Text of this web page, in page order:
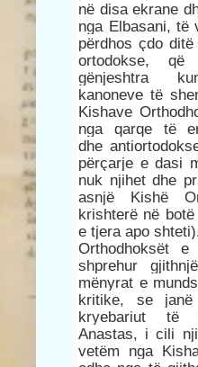
në disa ekrane
nga Elbasani, të
përdhos çdo
ortodokse,
gënjeshtra
kanoneve të
Kishave
nga qarqe të
dhe
përçarje e dasi
nuk njihet dhe
asnjë Kishë
krishterë në
e tjera apo
Orthodhoksët
shprehur
mënyrat e
kritike, se
kryebariut të
Anastas, i cili
vetëm nga